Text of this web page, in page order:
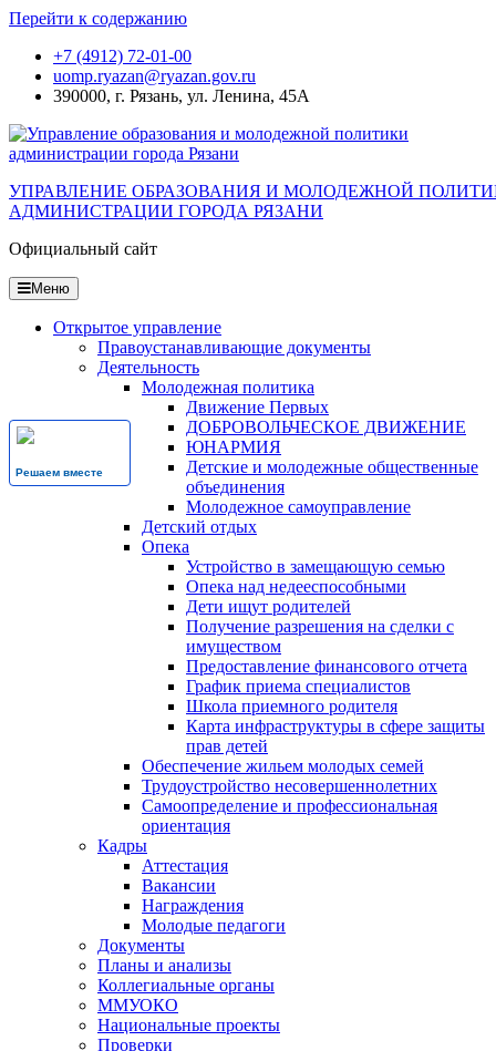
Перейти к содержанию
+7 (4912) 72-01-00
uomp.ryazan@ryazan.gov.ru
390000, г. Рязань, ул. Ленина, 45А
Решаем вместе
УПРАВЛЕНИЕ ОБРАЗОВАНИЯ И МОЛОДЕЖНОЙ
АДМИНИСТРАЦИИ ГОРОДА РЯЗАНИ
Официальный сайт
Меню
Открытое управление
Правоустанавливающие документы
Деятельность
Молодежная политика
Движение Первых
ДОБРОВОЛЬЧЕСКОЕ ДВИЖЕНИЕ
ЮНАРМИЯ
Детские и молодежные общественные
объединения
Молодежное самоуправление
Детский отдых
Опека
Устройство в замещающую семью
Опека над недееспособными
Дети ищут родителей
Получение разрешения на сделки с
имуществом
Предоставление финансового отчета
График приема специалистов
Школа приемного родителя
Карта инфраструктуры в сфере защиты
прав детей
Обеспечение жильем молодых семей
Трудоустройство несовершеннолетних
Самоопределение и профессиональная
ориентация
Кадры
Аттестация
Вакансии
Награждения
Молодые педагоги
Документы
Планы и анализы
Коллегиальные органы
ММУОКО
Национальные проекты
Проверки